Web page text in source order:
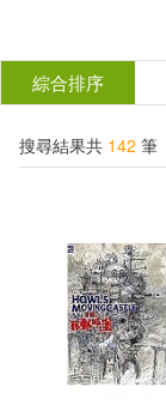
結
分類 (單選)
所有商品
作者 (可複選)
綜合排序
搜尋結果共 142 筆